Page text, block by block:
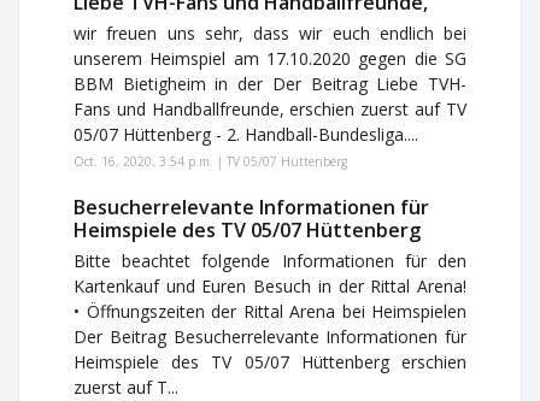
wir freuen uns sehr, dass wir euch endlich bei
unserem Heimspiel am 17.10.2020 gegen die SG
BBM Bietigheim in der Der Beitrag Liebe TVH-
Fans und Handballfreunde, erschien zuerst auf TV
05/07 Hüttenberg - 2. Handball-Bundesliga....
Oct. 16, 2020, 3:54 p.m. | TV 05/07 Hüttenberg
Besucherrelevante Informationen für
Heimspiele des TV 05/07 Hüttenberg
Bitte beachtet folgende Informationen für den
Kartenkauf und Euren Besuch in der Rittal Arena!
• Öffnungszeiten der Rittal Arena bei Heimspielen
Der Beitrag Besucherrelevante Informationen für
Heimspiele des TV 05/07 Hüttenberg erschien
zuerst auf T...